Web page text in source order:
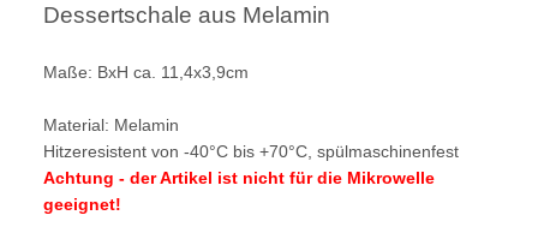
Dessertschale aus Melamin
Maße: BxH ca. 11,4x3,9cm
Material: Melamin
Hitzeresistent von -40°C bis +70°C, spülmaschinenfest
Achtung - der Artikel ist nicht für die Mikrowelle
geeignet!